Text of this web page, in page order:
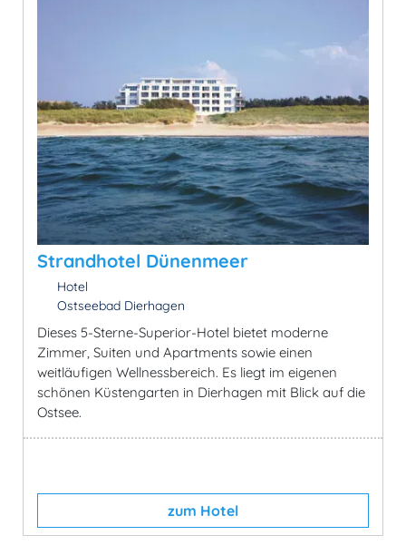
Strandhotel Dünenmeer
Hotel
Ostseebad Dierhagen
Dieses 5-Sterne-Superior-Hotel bietet moderne
Zimmer, Suiten und Apartments sowie einen
weitläufigen Wellnessbereich. Es liegt im eigenen
schönen Küstengarten in Dierhagen mit Blick auf die
Ostsee.
zum Hotel